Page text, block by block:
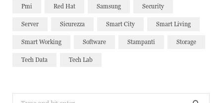
Pmi Red Hat Samsung Security
Server Sicurezza Smart City Smart Living
Smart Working Software Stampanti Storage
Tech Data Tech Lab